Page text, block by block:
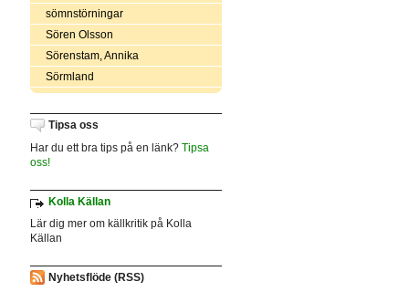
sömnstörningar
Sören Olsson
Sörenstam, Annika
Sörmland
Tipsa oss
Har du ett bra tips på en länk? Tipsa
oss!
Kolla Källan
Lär dig mer om källkritik på Kolla
Källan
Nyhetsflöde (RSS)